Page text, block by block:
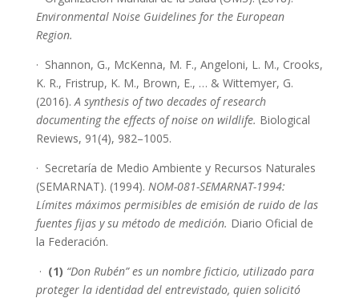
Environmental Noise Guidelines for the European
Region.
· Shannon, G., McKenna, M. F., Angeloni, L. M., Crooks,
K. R., Fristrup, K. M., Brown, E., … & Wittemyer, G.
(2016). A synthesis of two decades of research
documenting the effects of noise on wildlife. Biological
Reviews, 91(4), 982–1005.
· Secretaría de Medio Ambiente y Recursos Naturales
(SEMARNAT). (1994). NOM-081-SEMARNAT-1994:
Límites máximos permisibles de emisión de ruido de las
fuentes fijas y su método de medición. Diario Oficial de
la Federación.
· (1) “Don Rubén”es un nombre ficticio, utilizado para
proteger la identidad del entrevistado, quien solicitó